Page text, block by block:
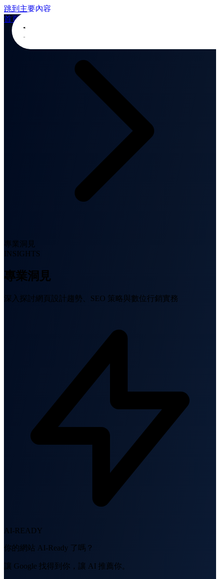
跳到主要內容
首頁
專業洞見
INSIGHTS
專業洞見
深入探討網頁設計趨勢、SEO 策略與數位行銷實務
AI-READY
你的網站 AI-Ready 了嗎？
讓 Google 找得到你，讓 AI 推薦你。